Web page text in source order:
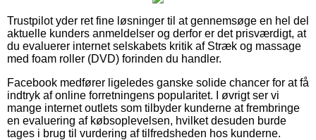
Trustpilot yder ret fine løsninger til at gennemsøge en hel del
aktuelle kunders anmeldelser og derfor er det prisværdigt, at
du evaluerer internet selskabets kritik af Stræk og massage
med foam roller (DVD) forinden du handler.
Facebook medfører ligeledes ganske solide chancer for at få
indtryk af online forretningens popularitet. I øvrigt ser vi
mange internet outlets som tilbyder kunderne at frembringe
en evaluering af købsoplevelsen, hvilket desuden burde
tages i brug til vurdering af tilfredsheden hos kunderne.